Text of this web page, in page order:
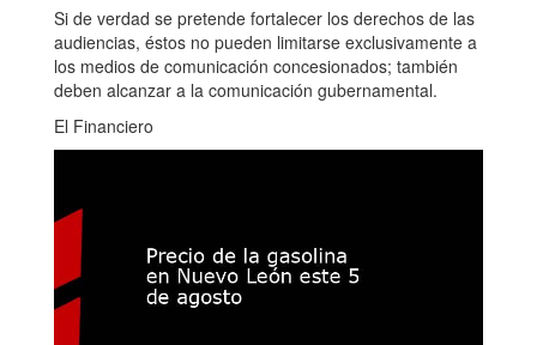
Si de verdad se pretende fortalecer los derechos de las
audiencias, éstos no pueden limitarse exclusivamente a
los medios de comunicación concesionados; también
deben alcanzar a la comunicación gubernamental.
El Financiero